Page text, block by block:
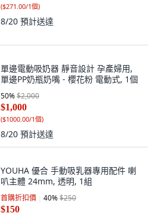
($271.00/1個)
8/20 預計送達
單邊電動吸奶器 靜音設計 孕產婦用,
單邊PP奶瓶奶嘴 - 櫻花粉 電動式, 1個
50%$2,000
$1,000
($1000.00/1個)
8/20 預計送達
YOUHA 優合 手動吸乳器專用配件 喇
叭主體 24mm, 透明, 1組
首購折扣價 40%$250
$150